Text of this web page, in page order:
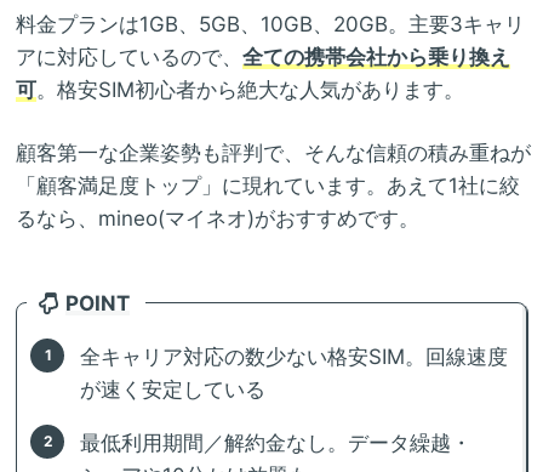
料金プランは1GB、5GB、10GB、20GB。主要3キャリ
アに対応しているので、 全ての携帯会社から乗り換え
可。格安SIM初心者から絶大な人気があります。
顧客第一な企業姿勢も評判で、そんな信頼の積み重ねが
「顧客満足度トップ」に現れています。あえて1社に絞
るなら、mineo(マイネオ)がおすすめです。
POINT
全キャリア対応の数少ない格安SIM。回線速度
が速く安定している
最低利用期間／解約金なし。データ繰越・